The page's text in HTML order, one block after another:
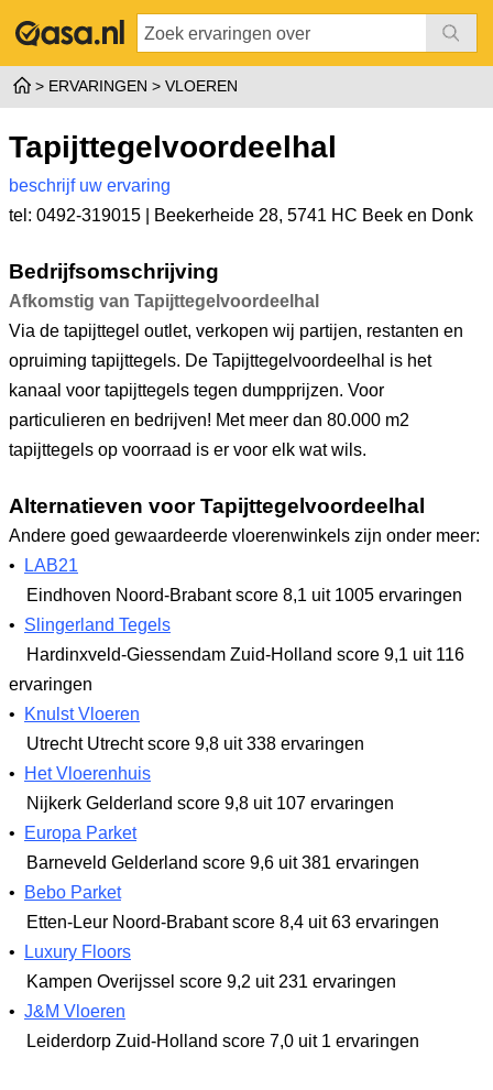
ERVARINGEN VLOEREN
Tapijttegelvoordeelhal
beschrijf uw ervaring
tel: 0492-319015 |
Beekerheide 28, 5741 HC Beek en Donk
Bedrijfsomschrijving
Afkomstig van Tapijttegelvoordeelhal
Via de tapijttegel outlet, verkopen wij partijen, restanten en
opruiming tapijttegels. De Tapijttegelvoordeelhal is het
kanaal voor tapijttegels tegen dumpprijzen. Voor
particulieren en bedrijven! Met meer dan 80.000 m2
tapijttegels op voorraad is er voor elk wat wils.
Alternatieven voor Tapijttegelvoordeelhal
Andere goed gewaardeerde vloerenwinkels zijn onder meer:
•
LAB21
Eindhoven Noord-Brabantscore 8,1 uit 1005 ervaringen
• Slingerland Tegels
Hardinxveld-Giessendam Zuid-Holland score 9,1 uit 116
ervaringen
•
Knulst Vloeren
Utrecht Utrechtscore 9,8 uit 338 ervaringen
•
Het Vloerenhuis
Nijkerk Gelderland score 9,8 uit 107 ervaringen
•
Europa Parket
Barneveld Gelderland score 9,6 uit 381 ervaringen
•
Bebo Parket
Etten-Leur Noord-Brabantscore 8,4 uit 63 ervaringen
•
Luxury Floors
Kampen Overijssel score 9,2 uit 231 ervaringen
• J&M Vloeren
Leiderdorp Zuid-Holland score 7,0 uit 1 ervaringen